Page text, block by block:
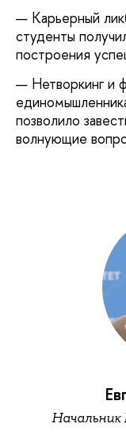
Карьерный
студенты
построения
Нетворкинг и
позволило
волнующие